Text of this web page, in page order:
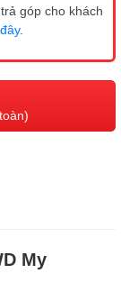
góp cho khách
.
My